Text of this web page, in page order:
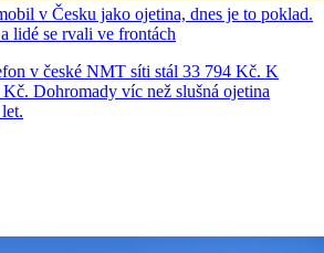
v Česku jako ojetina, dnes je to poklad.
lidé se rvali ve frontách
v české NMT síti stál 33 794 Kč. K
Dohromady víc než slušná ojetina